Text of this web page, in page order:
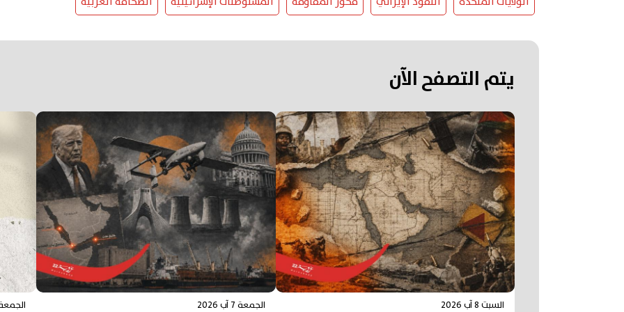
يتم التصفح الآن
السبت 8 آب 2026 الجمعة 7 آب 2026 الجمعة 7 آب